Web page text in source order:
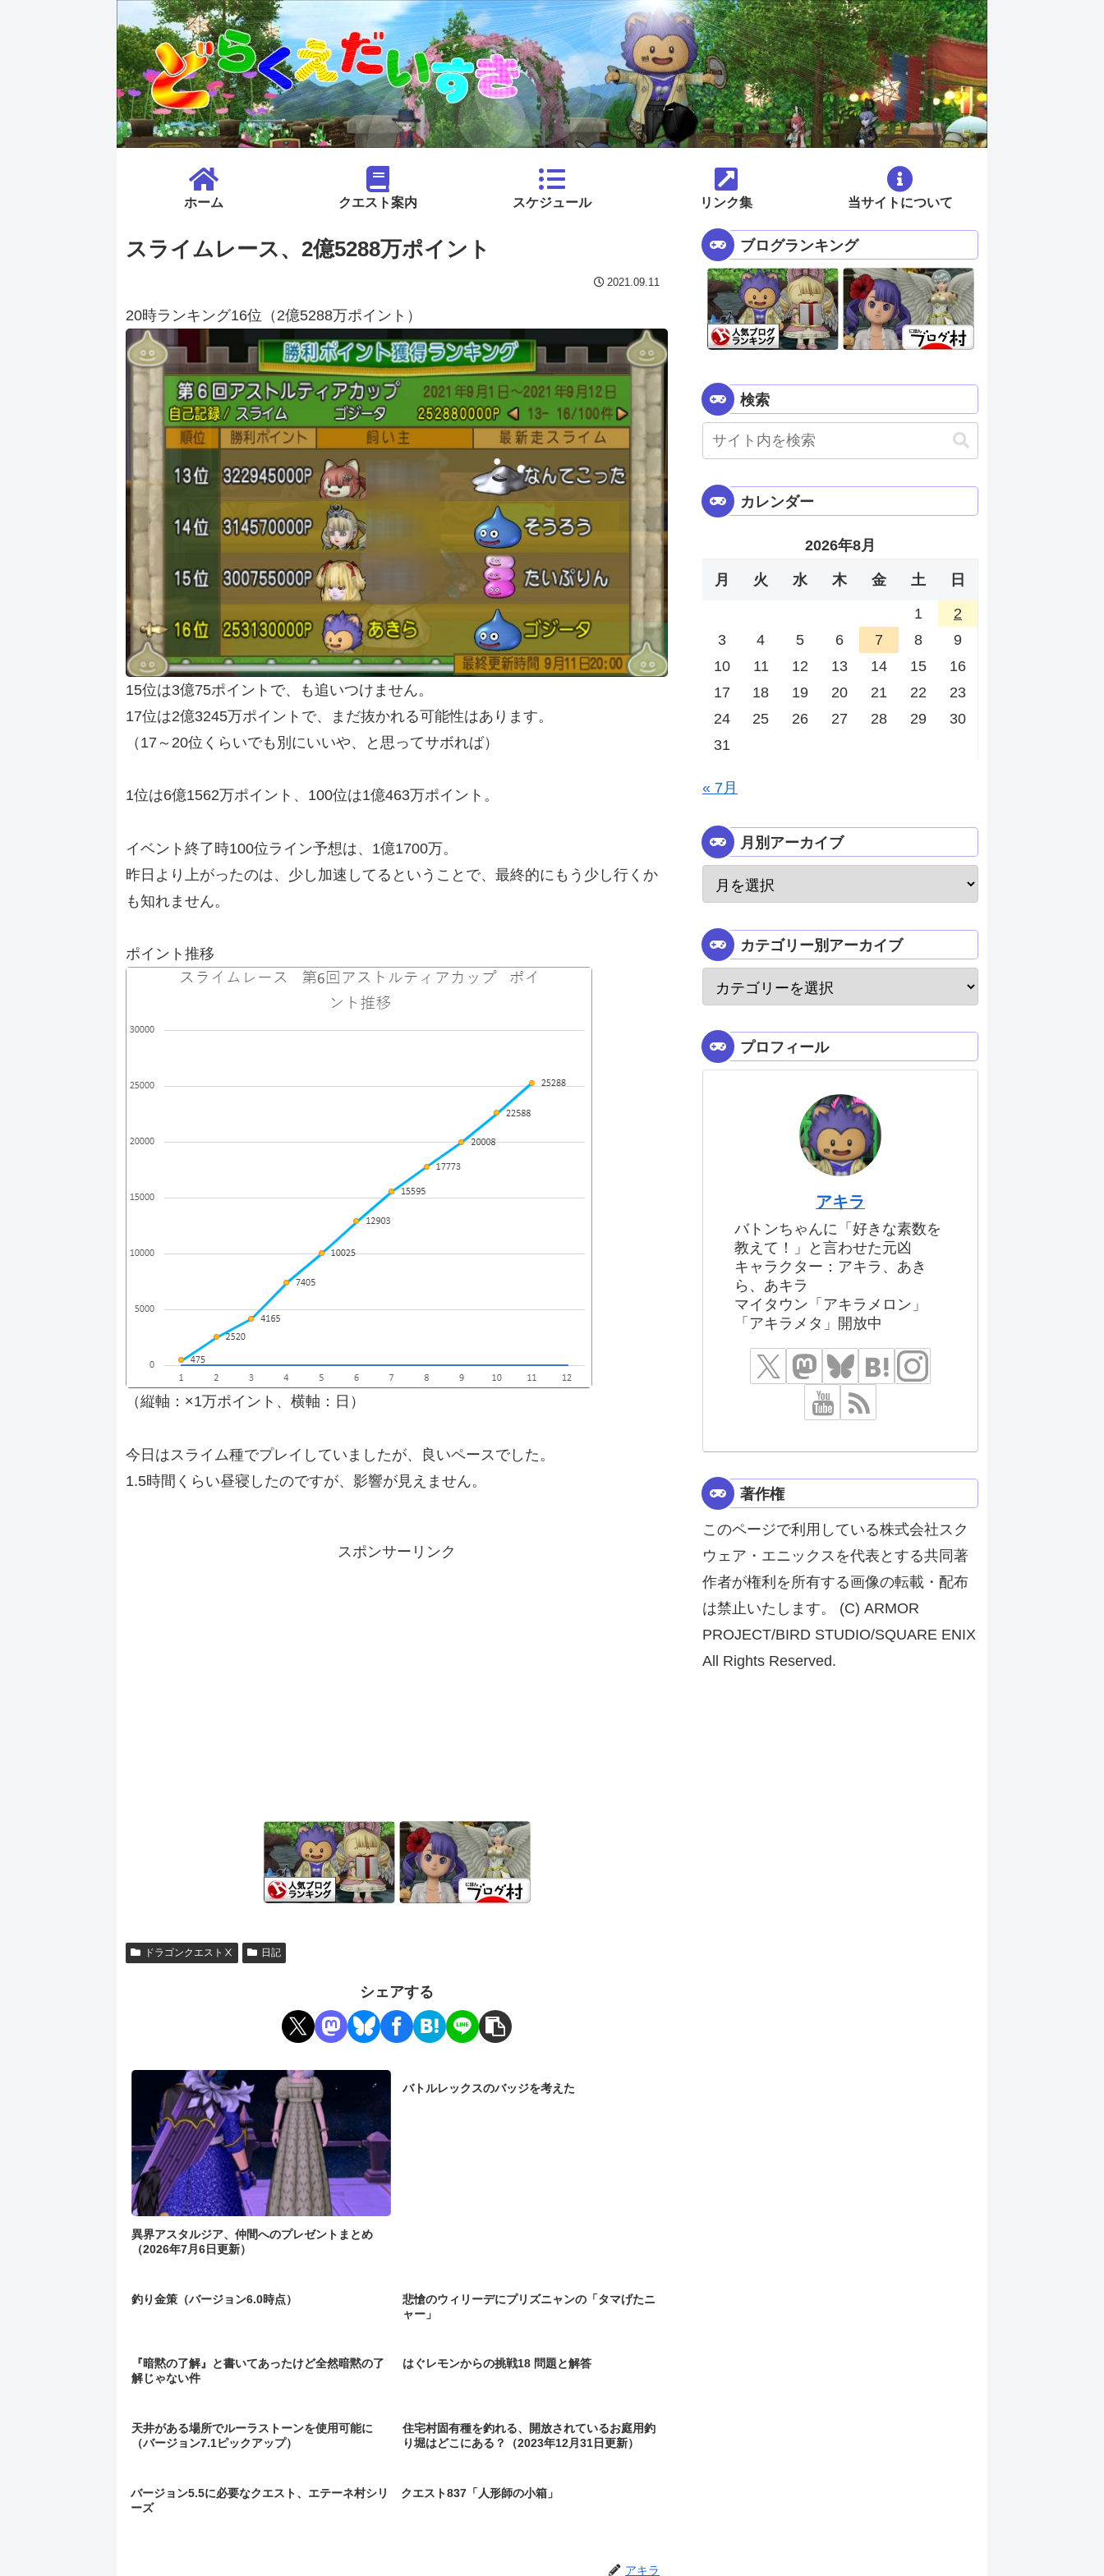
ホーム クエスト案内 スケジュール リンク集 当サイトについて
スライムレース、2億5288万ポイント
2021.09.11
20時ランキング16位（2億5288万ポイント）
15位は3億75ポイントで、も追いつけません。
17位は2億3245万ポイントで、まだ抜かれる可能性はあります。
（17～20位くらいでも別にいいや、と思ってサボれば）
1位は6億1562万ポイント、100位は1億463万ポイント。
イベント終了時100位ライン予想は、1億1700万。
昨日より上がったのは、少し加速してるということで、最終的にもう少し行くか
も知れません。
ポイント推移
（縦軸：×1万ポイント、横軸：日）
今日はスライム種でプレイしていましたが、良いペースでした。
1.5時間くらい昼寝したのですが、影響が見えません。
スポンサーリンク
ドラゴンクエストⅩ 日記
シェアする
異界アスタルジア、仲間へのプレゼントまとめ
（2026年7月6日更新）
バトルレックスのバッジを考えた
釣り金策（バージョン6.0時点）
悲愴のウィリーデにプリズニャンの「タマげたニ
ャー」
『暗黙の了解』と書いてあったけど全然暗黙の了
解じゃない件
はぐレモンからの挑戦18 問題と解答
天井がある場所でルーラストーンを使用可能に
（バージョン7.1ピックアップ）
住宅村固有種を釣れる、開放されているお庭用釣
り堀はどこにある？（2023年12月31日更新）
バージョン5.5に必要なクエスト、エテーネ村シリ
ーズ
クエスト837「人形師の小箱」
アキラ
ブログランキング
検索
カレンダー
2026年8月
月 火 水 木 金 土 日
1
2
3
4 5 6 7 8
9
10
11 12 13 14 15
16
17
18 19 20 21 22
23
24
25 26 27 28 29
30
31
« 7月
月別アーカイブ
カテゴリー別アーカイブ
プロフィール
アキラ
バトンちゃんに「好きな素数を
教えて！」と言わせた元凶
キャラクター：アキラ、あき
ら、あキラ
マイタウン「アキラメロン」
「アキラメタ」開放中
著作権
このページで利用している株式会社スク
ウェア・エニックスを代表とする共同著
作者が権利を所有する画像の転載・配布
は禁止いたします。 (C) ARMOR
PROJECT/BIRD STUDIO/SQUARE ENIX
All Rights Reserved.